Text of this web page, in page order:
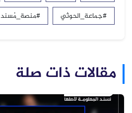
#جماعة_الحوثي
#منصة_مُسند
مقالات ذات صلة